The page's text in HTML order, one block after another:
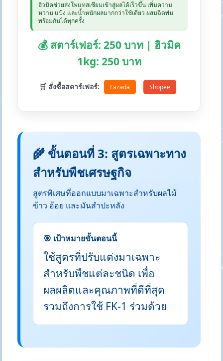
ฮิวมิคช่วยส่งโพแทสเซียมเข้าสู่ผลได้เร็วขึ้น เพิ่มความ
หวาน แป้ง และน้ำหนักผลมากกว่าใช้เดี่ยว ผสมฉีดพ่น
พร้อมกันได้ทุกครั้ง
💰 สตาร์เฟอร์: 250 บาท | ฮิวมิค
1kg: 250 บาท
🛒 สั่งซื้อสตาร์เฟอร์: Lazada Shopee
🌾 ขั้นตอนที่ 3: สูตรเฉพาะทาง
สำหรับพืชเศรษฐกิจ
สูตรพิเศษที่ออกแบบมาเฉพาะสำหรับผลไม้
ข้าว อ้อย และมันสำปะหลัง
🎯 เป้าหมายขั้นตอนนี้
ใช้สูตรที่ปรับแต่งมาเฉพาะ
สำหรับพืชแต่ละชนิด เพื่อ
ผลผลิตและคุณภาพที่ดีที่สุด
รวมถึงการใช้ FK-1 ร่วมด้วย